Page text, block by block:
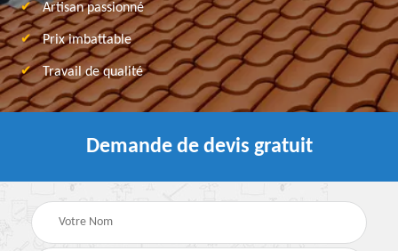
Artisan passionné
Prix imbattable
Travail de qualité
Demande de devis gratuit